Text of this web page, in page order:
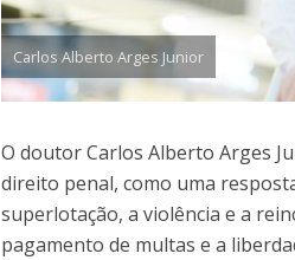
Carlos Alberto Arges Junior
O doutor Carlos Alberto Arges
direito penal, como uma
superlotação, a violência e a
pagamento de multas e a